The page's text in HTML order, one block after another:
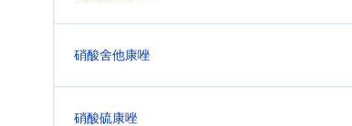
硝酸舍他康唑
硝酸硫康唑